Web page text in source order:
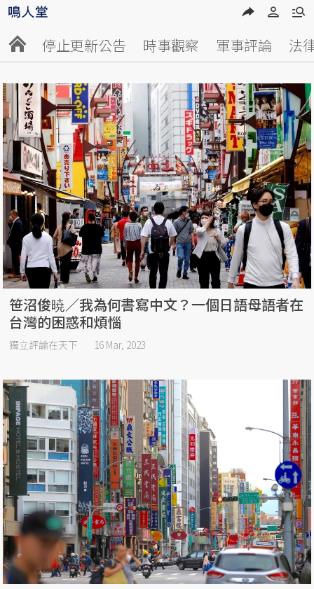
停止更新公告 時事觀察 軍事評論 法
笹沼俊暁／我為何書寫中文？一個日語母語者在
台灣的困惑和煩惱
獨立評論在天下 16 Mar, 2023